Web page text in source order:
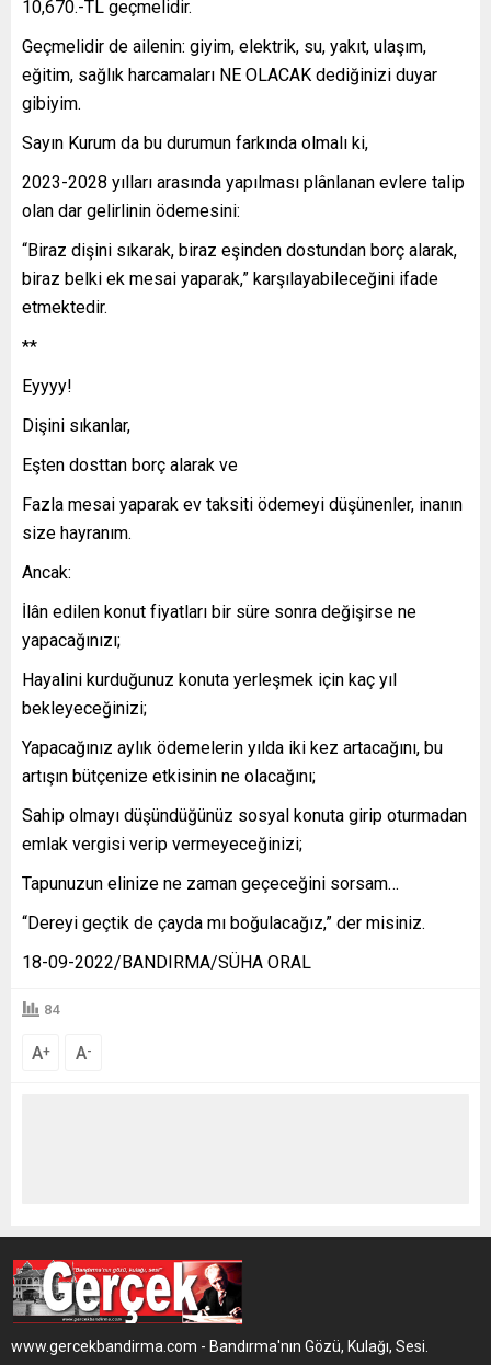
10,670.-TL geçmelidir.
Geçmelidir de ailenin: giyim, elektrik, su, yakıt, ulaşım,
eğitim, sağlık harcamaları NE OLACAK dediğinizi duyar
gibiyim.
Sayın Kurum da bu durumun farkında olmalı ki,
2023-2028 yılları arasında yapılması plânlanan evlere talip
olan dar gelirlinin ödemesini:
“Biraz dişini sıkarak, biraz eşinden dostundan borç alarak,
biraz belki ek mesai yaparak,” karşılayabileceğini ifade
etmektedir.
**
Eyyyy!
Dişini sıkanlar,
Eşten dosttan borç alarak ve
Fazla mesai yaparak ev taksiti ödemeyi düşünenler, inanın
size hayranım.
Ancak:
İlân edilen konut fiyatları bir süre sonra değişirse ne
yapacağınızı;
Hayalini kurduğunuz konuta yerleşmek için kaç yıl
bekleyeceğinizi;
Yapacağınız aylık ödemelerin yılda iki kez artacağını, bu
artışın bütçenize etkisinin ne olacağını;
Sahip olmayı düşündüğünüz sosyal konuta girip oturmadan
emlak vergisi verip vermeyeceğinizi;
Tapunuzun elinize ne zaman geçeceğini sorsam…
“Dereyi geçtik de çayda mı boğulacağız,” der misiniz.
18-09-2022/BANDIRMA/SÜHA ORAL
84
A+ A-
www.gercekbandirma.com - Bandırma'nın Gözü, Kulağı, Sesi.